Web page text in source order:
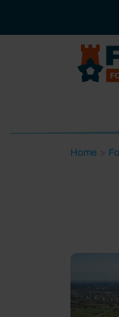
Home